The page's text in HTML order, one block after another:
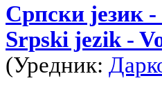
Српски језик
Srpski jezik -
(Уредник: